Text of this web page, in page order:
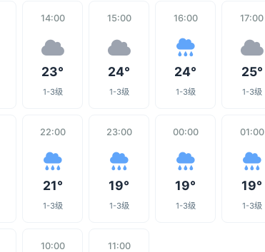
14:00
23°
1-3级
15:00
24°
1-3级
16:00
24°
1-3级
17:00
25°
1-3级
22:00
21°
1-3级
23:00
19°
1-3级
00:00
19°
1-3级
01:00
19°
1-3级
10:00 11:00